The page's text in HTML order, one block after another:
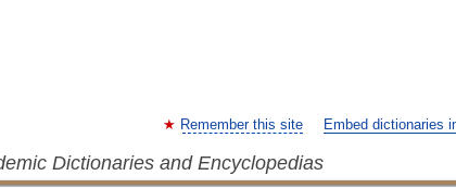
Remember this site Embed dictionaries
Dictionaries and Encyclopedias